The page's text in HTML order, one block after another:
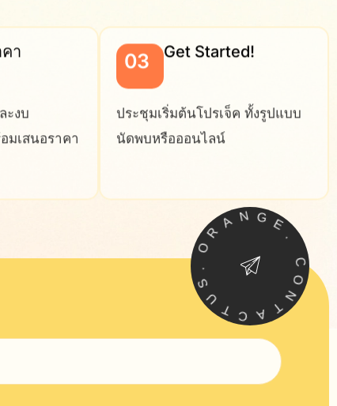
า
ะงบ
มเสนอราคา
03 Get Started!
ประชุมเริ่มต้นโปรเจ็ค ทั้งรูปแบบ
นัดพบหรือออนไลน์
C
O
N
T
A
C
U
S
. O R
A
N
G
E